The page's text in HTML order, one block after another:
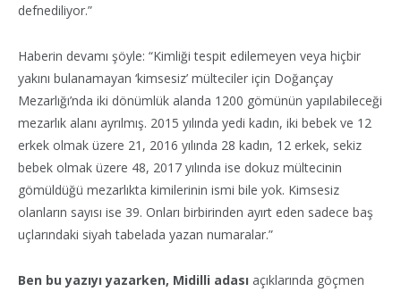
defnediliyor.”
Haberin devamı şöyle: “Kimliği tespit edilemeyen veya hiçbir
yakını bulanamayan ‘kimsesiz’ mülteciler için Doğançay
Mezarlığı’nda iki dönümlük alanda 1200 gömünün yapılabileceği
mezarlık alanı ayrılmış. 2015 yılında yedi kadın, iki bebek ve 12
erkek olmak üzere 21, 2016 yılında 28 kadın, 12 erkek, sekiz
bebek olmak üzere 48, 2017 yılında ise dokuz mültecinin
gömüldüğü mezarlıkta kimilerinin ismi bile yok. Kimsesiz
olanların sayısı ise 39. Onları birbirinden ayırt eden sadece baş
uçlarındaki siyah tabelada yazan numaralar.”
Ben bu yazıyı yazarken, Midilli adası açıklarında göçmen